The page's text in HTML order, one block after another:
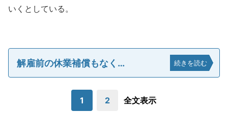
いくとしている。
解雇前の休業補償もなく… 続きを読む
1 2 全文表示